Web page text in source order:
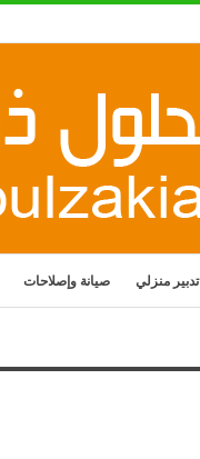
تدبير منزلي صيانة وإصلاحات